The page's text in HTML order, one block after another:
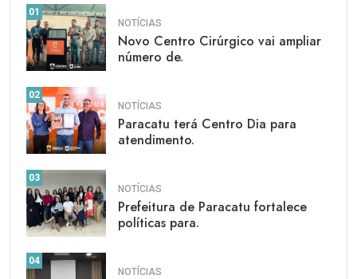
01
NOTÍCIAS
Novo Centro Cirúrgico vai ampliar
número de.
02
NOTÍCIAS
Paracatu terá Centro Dia para
atendimento.
03
NOTÍCIAS
Prefeitura de Paracatu fortalece
políticas para.
04
NOTÍCIAS